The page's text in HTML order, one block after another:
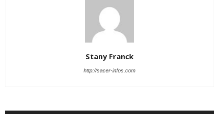
Stany Franck
http://sacer-infos.com